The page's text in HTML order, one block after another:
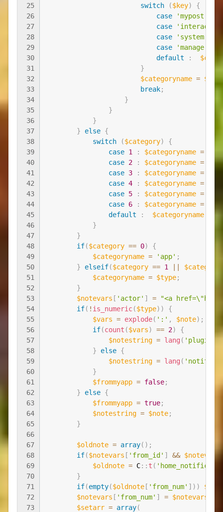
25
26
27
28
29
30
31
32
33
34
35
36
37
38
39
40
41
42
43
44
45
46
47
48
49
50
51
52
53
54
55
56
57
58
59
60
61
62
63
64
65
66
67
68
69
70
71
72
73
switch ($key)
{
case
'mypost'
case
case
'system'
case
'manage'
default
:
}
$categoryname = $key
break;
}
}
}
}
else {
switch
($category)
{
case 1 : $categoryname =
case 2 : $categoryname =
case 3 : $categoryname =
case 4 : $categoryname =
case 5 : $categoryname =
case 6 : $categoryname =
default
: $categoryname
}
}
if($category == 0)
{
$categoryname = 'app' ;
}
elseif($category == 1
$category
$categoryname = $type;
}
$notevars [ 'actor' ] =
"<a
if( ! is_numeric($type) )
{
$vars = explode( ':' , $note) ;
if(count ($vars) == 2)
{
$notestring = lang ( 'plugin/'
}
else {
$notestring = lang (
}
$frommyapp = false;
}
else {
$frommyapp = true;
$notestring = $note;
}
$oldnote = array( ) ;
if($notevars [ 'from_id' ] && $notevars
$oldnote = C:: t (
}
if(empty($oldnote[ 'from_num' ] ) )
$notevars [ 'from_num' ] = $notevars
$setarr = array(